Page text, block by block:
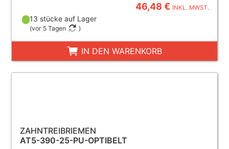
46,48 € INKL. MWST.
13 stücke auf Lager
(vor 5 Tagen )
IN DEN WARENKORB
ZAHNTREIBRIEMEN
AT5-390-25-PU-OPTIBELT